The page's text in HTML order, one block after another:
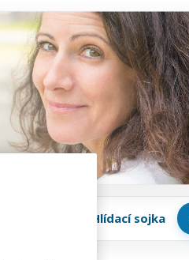
Hlídací sojka